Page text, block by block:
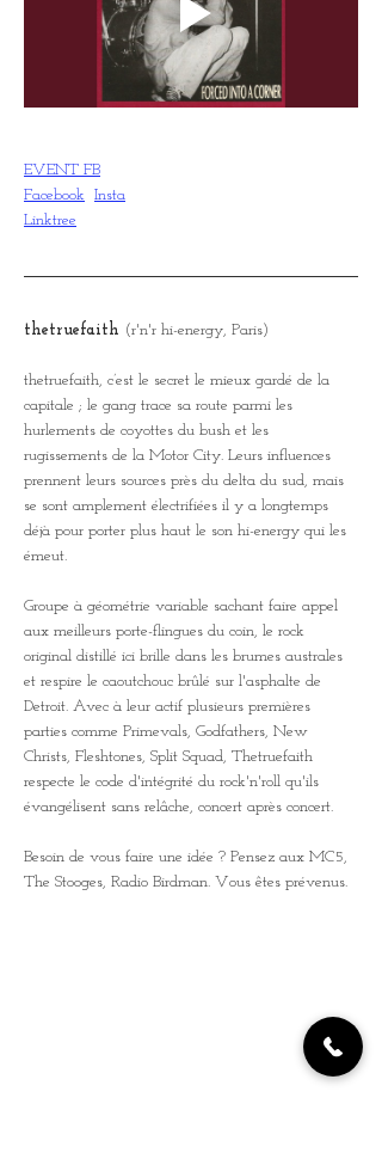
EVENT FB
Facebook Insta
Linktree
thetruefaith (r'n'r hi-energy, Paris)
thetruefaith, c’est le secret le mieux gardé de la
capitale ; le gang trace sa route parmi les
hurlements de coyottes du bush et les
rugissements de la Motor City. Leurs influences
prennent leurs sources près du delta du sud, mais
se sont amplement électrifiées il y a longtemps
déjà pour porter plus haut le son hi-energy qui les
émeut.
Groupe à géométrie variable sachant faire appel
aux meilleurs porte-flingues du coin, le rock
original distillé ici brille dans les brumes australes
et respire le caoutchouc brûlé sur l'asphalte de
Detroit. Avec à leur actif plusieurs premières
parties comme Primevals, Godfathers, New
Christs, Fleshtones, Split Squad, Thetruefaith
respecte le code d'intégrité du rock'n'roll qu'ils
évangélisent sans relâche, concert après concert.
Besoin de vous faire une idée ? Pensez aux MC5,
The Stooges, Radio Birdman. Vous êtes prévenus.